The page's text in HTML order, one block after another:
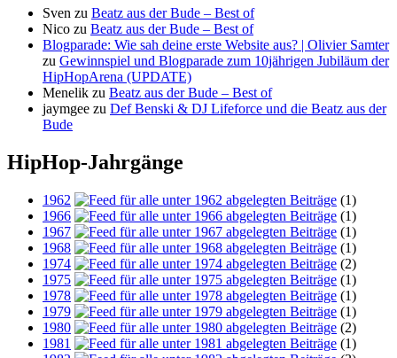
Sven zu Beatz aus der Bude – Best of
Nico zu Beatz aus der Bude – Best of
Blogparade: Wie sah deine erste Website aus? | Olivier Samter
zu Gewinnspiel und Blogparade zum 10jährigen Jubiläum der
HipHopArena (UPDATE)
Menelik zu Beatz aus der Bude – Best of
jaymgee zu Def Benski & DJ Lifeforce und die Beatz aus der
Bude
HipHop-Jahrgänge
1962
(1)
1966
(1)
1967
(1)
1968
(1)
1974
(2)
1975
(1)
1978
(1)
1979
(1)
1980
(2)
1981
(1)